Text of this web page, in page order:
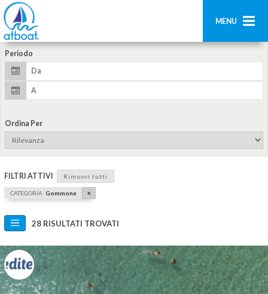
MENU
Ricerca
Aggiungi imbarcazione
Accedi
Periodo
Ordina Per
FILTRI ATTIVI Rimuovi tutti
CATEGORIA Gommone x
28 RISULTATI TROVATI